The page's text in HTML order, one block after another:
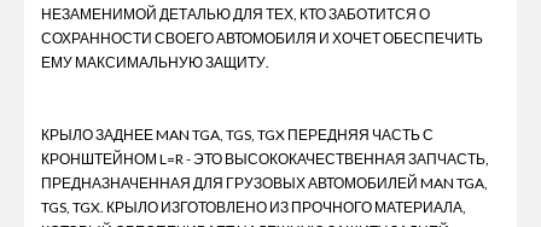
НЕЗАМЕНИМОЙ ДЕТАЛЬЮ ДЛЯ ТЕХ, КТО ЗАБОТИТСЯ О
СОХРАННОСТИ СВОЕГО АВТОМОБИЛЯ И ХОЧЕТ ОБЕСПЕЧИТЬ
ЕМУ МАКСИМАЛЬНУЮ ЗАЩИТУ.
КРЫЛО ЗАДНЕЕ MAN TGA, TGS, TGX ПЕРЕДНЯЯ ЧАСТЬ С
КРОНШТЕЙНОМ L=R - ЭТО ВЫСОКОКАЧЕСТВЕННАЯ ЗАПЧАСТЬ,
ПРЕДНАЗНАЧЕННАЯ ДЛЯ ГРУЗОВЫХ АВТОМОБИЛЕЙ MAN TGA,
TGS, TGX. КРЫЛО ИЗГОТОВЛЕНО ИЗ ПРОЧНОГО МАТЕРИАЛА,